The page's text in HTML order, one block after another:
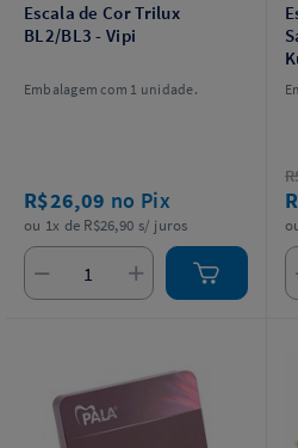
Escala de Cor Trilux
BL2/BL3 - Vipi
Embalagem com 1 unidade.
R$26,09 no Pix
ou 1x de R$26,90 s/ juros